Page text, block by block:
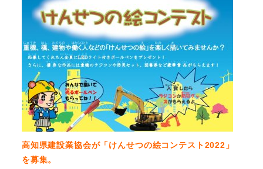
高知県建設業協会が「けんせつの絵コンテスト2022」
を募集。